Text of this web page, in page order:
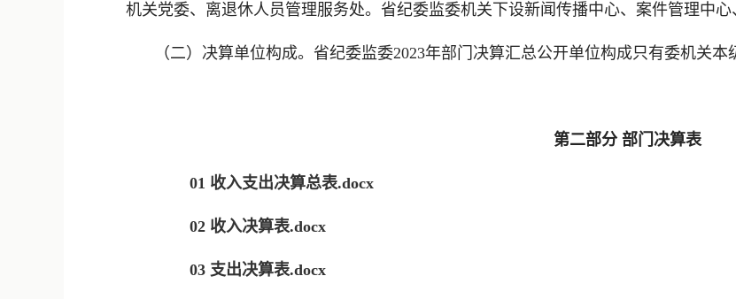
机关党委、离退休人员管理服务处。省纪委监委机关下设新闻传播中心、案件管理中
（二）决算单位构成。省纪委监委2023年部门决算汇总公开单位构成只有委机关本
第二部分 部门决算表
01 收入支出决算总表.docx
02 收入决算表.docx
03 支出决算表.docx